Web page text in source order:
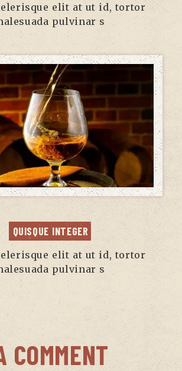
elit at ut id, tortor
pulvinar s
QUISQUE INTEGER
elit at ut id, tortor
pulvinar s
COMMENT